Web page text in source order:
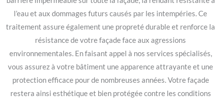
l’eau et aux dommages futurs causés par les intempéries. Ce
traitement assure également une propreté durable et renforce la
résistance de votre façade face aux agressions
environnementales. En faisant appel à nos services spécialisés,
vous assurez à votre bâtiment une apparence attrayante et une
protection efficace pour de nombreuses années. Votre façade
restera ainsi esthétique et bien protégée contre les conditions